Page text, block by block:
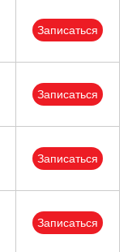
Записаться
Записаться
Записаться
Записаться